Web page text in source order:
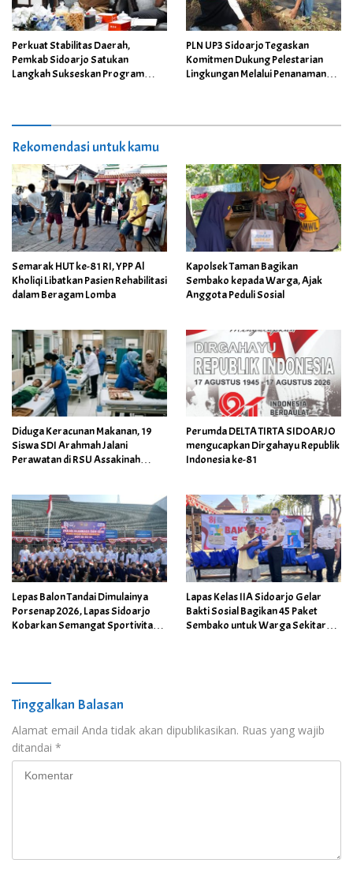
Perkuat Stabilitas Daerah,
Pemkab Sidoarjo Satukan
Langkah Sukseskan Program
PLN UP3 Sidoarjo Tegaskan
Komitmen Dukung Pelestarian
Lingkungan Melalui Penanaman
Rekomendasi untuk kamu
Semarak HUT ke-81 RI, YPP Al
Kholiqi Libatkan Pasien Rehabilitasi
dalam Beragam Lomba
Kapolsek Taman Bagikan
Sembako kepada Warga, Ajak
Anggota Peduli Sosial
Diduga Keracunan Makanan, 19
Siswa SDI Arahmah Jalani
Perawatan di RSU Assakinah
Perumda DELTA TIRTA SIDOARJO
mengucapkan Dirgahayu Republik
Indonesia ke-81
Lepas Balon Tandai Dimulainya
Porsenap 2026, Lapas Sidoarjo
Kobarkan Semangat Sportivitas
Lapas Kelas IIA Sidoarjo Gelar
Bakti Sosial Bagikan 45 Paket
Sembako untuk Warga Sekitar
Tinggalkan Balasan
Alamat email Anda tidak akan dipublikasikan. Ruas yang wajib
ditandai *